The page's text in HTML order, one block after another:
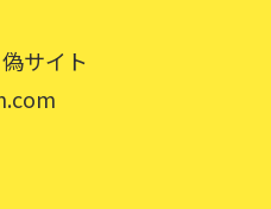
サイト